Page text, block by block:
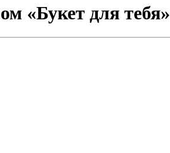
«Букет для тебя»